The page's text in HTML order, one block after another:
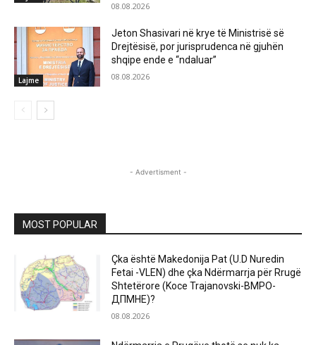
08.08.2026
Lajme
Jeton Shasivari në krye të Ministrisë së
Drejtësisë, por jurisprudenca në gjuhën
shqipe ende e “ndaluar”
08.08.2026
- Advertisment -
MOST POPULAR
Çka është Makedonija Pat (U.D Nuredin
Fetai -VLEN) dhe çka Ndërmarrja për Rrugë
Shtetërore (Koce Trajanovski-ВМРО-
ДПМНЕ)?
08.08.2026